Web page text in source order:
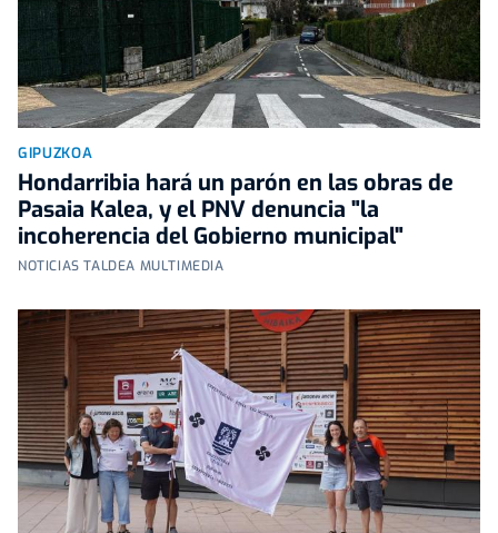
GIPUZKOA
Hondarribia hará un parón en las obras de
Pasaia Kalea, y el PNV denuncia "la
incoherencia del Gobierno municipal"
NOTICIAS TALDEA MULTIMEDIA